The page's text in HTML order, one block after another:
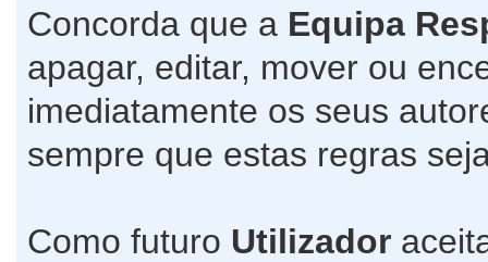
Concorda que a Equipa
apagar, editar, mover ou
imediatamente os seus
sempre que estas regras
Como futuro Utilizador